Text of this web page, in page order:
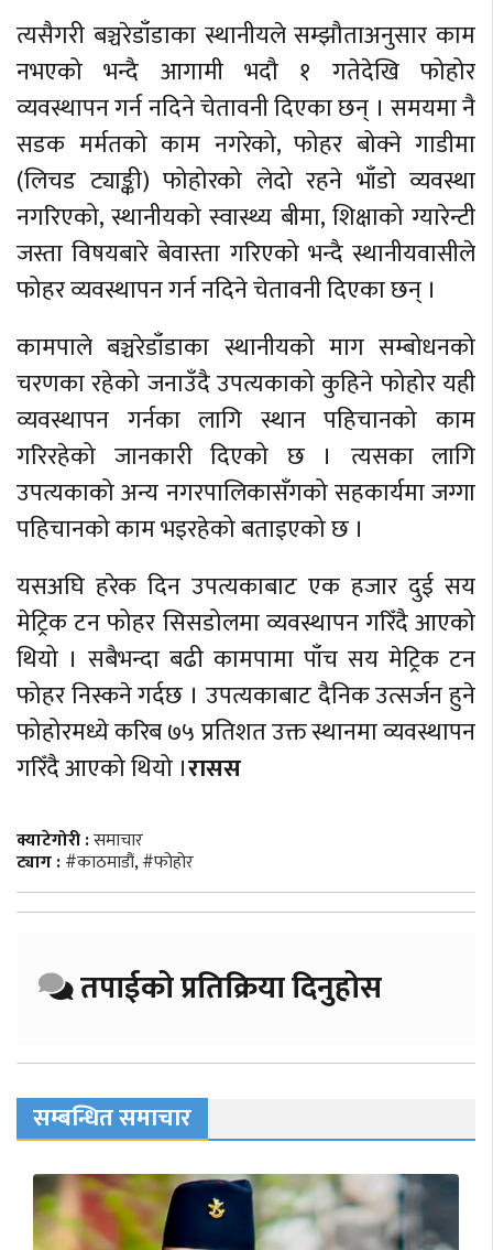
त्यसैगरी बञ्चरेडाँडाका स्थानीयले सम्झौताअनुसार काम
नभएको भन्दै आगामी भदौ १ गतेदेखि फोहोर
व्यवस्थापन गर्न नदिने चेतावनी दिएका छन् । समयमा नै
सडक मर्मतको काम नगरेको, फोहर बोक्ने गाडीमा
(लिचड ट्याङ्की) फोहोरको लेदो रहने भाँडो व्यवस्था
नगरिएको, स्थानीयको स्वास्थ्य बीमा, शिक्षाको ग्यारेन्टी
जस्ता विषयबारे बेवास्ता गरिएको भन्दै स्थानीयवासीले
फोहर व्यवस्थापन गर्न नदिने चेतावनी दिएका छन् ।
कामपाले बञ्चरेडाँडाका स्थानीयको माग सम्बोधनको
चरणका रहेको जनाउँदै उपत्यकाको कुहिने फोहोर यही
व्यवस्थापन गर्नका लागि स्थान पहिचानको काम
गरिरहेको जानकारी दिएको छ । त्यसका लागि
उपत्यकाको अन्य नगरपालिकासँगको सहकार्यमा जग्गा
पहिचानको काम भइरहेको बताइएको छ ।
यसअघि हरेक दिन उपत्यकाबाट एक हजार दुई सय
मेट्रिक टन फोहर सिसडोलमा व्यवस्थापन गरिँदै आएको
थियो । सबैभन्दा बढी कामपामा पाँच सय मेट्रिक टन
फोहर निस्कने गर्दछ । उपत्यकाबाट दैनिक उत्सर्जन हुने
फोहोरमध्ये करिब ७५ प्रतिशत उक्त स्थानमा व्यवस्थापन
गरिँदै आएको थियो ।रासस
क्याटेगोरी :समाचार
ट्याग :#काठमाडौं,#फोहोर
तपाईको प्रतिक्रिया दिनुहोस
सम्बन्धित समाचार